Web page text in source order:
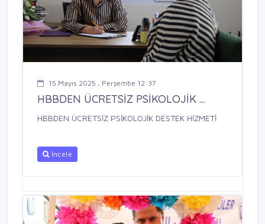
15 Mayıs 2025 , Perşembe 12:37
HBBDEN ÜCRETSİZ PSİKOLOJİK ...
HBBDEN ÜCRETSİZ PSİKOLOJİK DESTEK HİZMETİ
İncele